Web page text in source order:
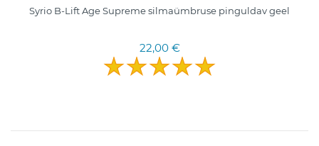
Syrio B-Lift Age Supreme silmaümbruse pinguldav geel
22,00 €